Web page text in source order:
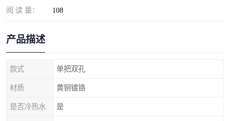
阅 读 量： 108
产品描述
款式 单把双孔
材质 黄铜镀铬
是否冷热水 是